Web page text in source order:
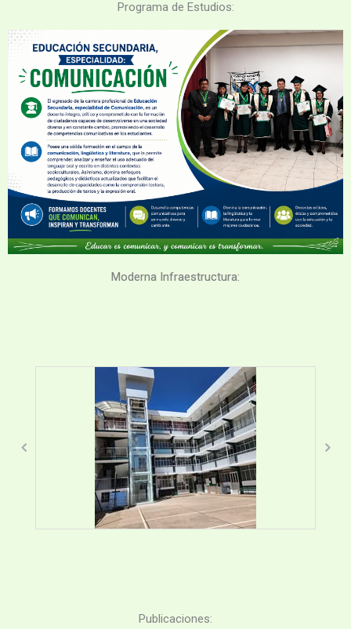
Programa de Estudios:
Moderna Infraestructura:
Publicaciones: